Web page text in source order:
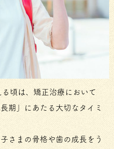
頃は、矯正治療において
期」にあたる大切なタイミ
さまの骨格や歯の成長をう